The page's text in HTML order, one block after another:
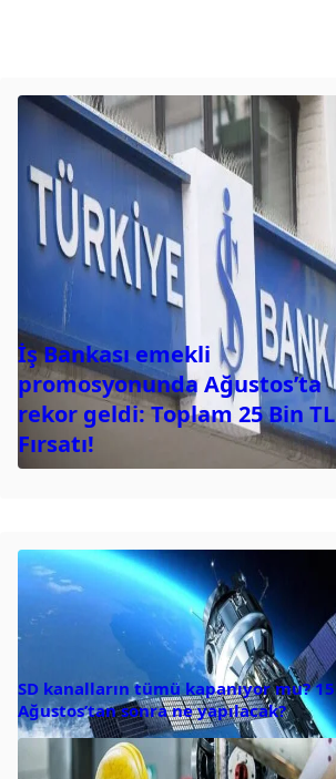
İş Bankası emekli
promosyonunda Ağustos’ta
rekor geldi: Toplam 25 Bin TL
Fırsatı!
SD kanalların tümü kapanıyor mu? 15
Ağustos’tan sonra ne yapılacak?